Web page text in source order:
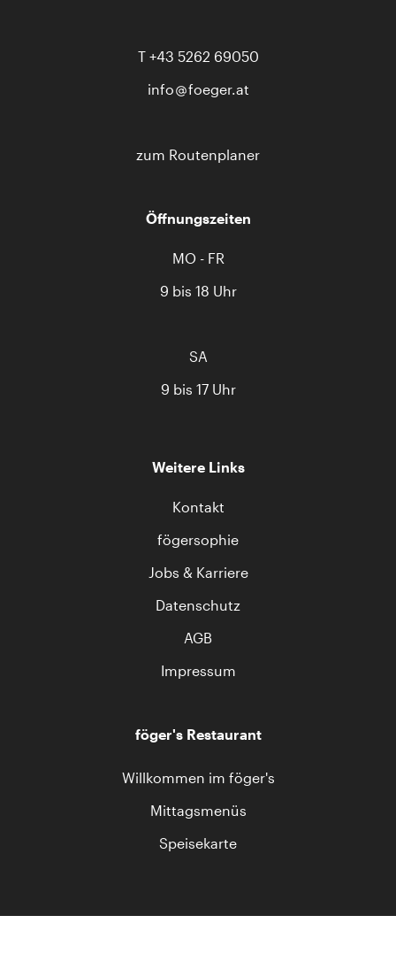
T +43 5262 69050
info
foeger.at
zum Routenplaner
Öffnungszeiten
MO - FR
9 bis 18 Uhr
SA
9 bis 17 Uhr
Weitere Links
Kontakt
fögersophie
Jobs & Karriere
Datenschutz
AGB
Impressum
föger's Restaurant
Willkommen im föger's
Mittagsmenüs
Speisekarte